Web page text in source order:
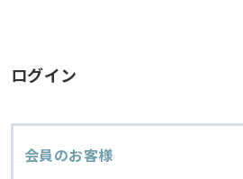
ログイン
会員のお客様